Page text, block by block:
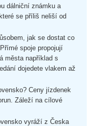
dálniční známku a
se příliš neliší od
jak se dostat co
spoje propojují
města například s
dojedete vlakem až
Ceny jízdenek
Záleží na cílové
vyráží z Česka